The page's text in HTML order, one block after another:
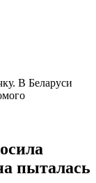
В Беларуси
пыталась